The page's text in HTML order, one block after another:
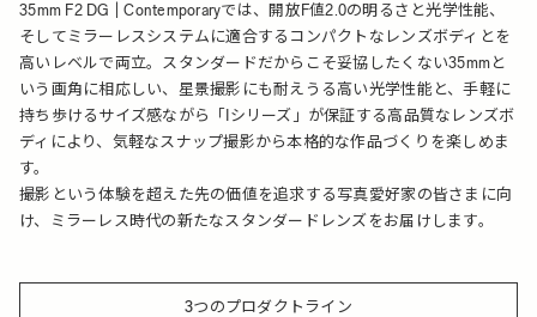
35mm F2 DG | Contemporaryでは、開放F値2.0の明るさと光学性能、
そしてミラーレスシステムに適合するコンパクトなレンズボディとを
高いレベルで両立。スタンダードだからこそ妥協したくない35mmと
いう画角に相応しい、星景撮影にも耐えうる高い光学性能と、手軽に
持ち歩けるサイズ感ながら「Iシリーズ」が保証する高品質なレンズボ
ディにより、気軽なスナップ撮影から本格的な作品づくりを楽しめま
す。
撮影という体験を超えた先の価値を追求する写真愛好家の皆さまに向
け、ミラーレス時代の新たなスタンダードレンズをお届けします。
3つのプロダクトライン